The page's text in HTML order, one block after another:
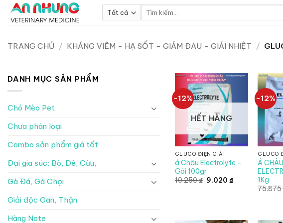
qua
dung
Tìm
kiếm:
TRANG CHỦ / KHÁNG VIÊM - HẠ SỐT - GIẢM ĐAU - GIẢI NHIỆT /
DANH MỤC SẢN PHẨM
Chó Mèo Pet
Chưa phân loại
Combo sản phẩm giá tốt
Đại gia súc: Bò, Dê, Cừu,
Gà Đá, Gà Chọi
Giải độc Gan, Thận
Hàng Note
-12%
HẾT HÀNG
GLUCO ĐIỆN GIẢI
á Châu Electrolyte –
Gói 100gr
10.250₫ Giá
9.020 ₫Giá
-12%
GLUCO
Á CHÂU
1Kg
75.875